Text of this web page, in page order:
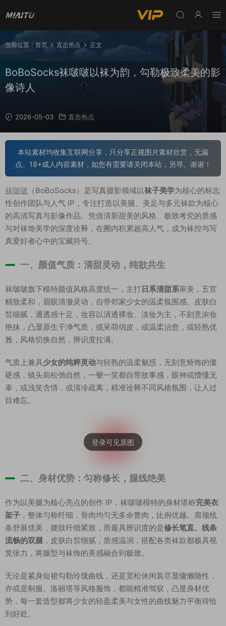
当前位置： 首页 直击热点 正文
BoBoSocks袜啵啵以袜为韵，勾勒极致柔美的影
像诗人
2026-05-03 直击热点
本站素材均收集互联网分享，只分享正规图片素材欣赏，无漏
点、18+成人内容素材，如您有需要请关闭本站，另寻。谢谢！
袜啵啵 （BoBoSocks）是写真摄影领域以袜子美学为核心的标志
性创作团队与人气 IP，专注打造以美腿、美足与多元袜款为核心
的高清写真与影像作品。凭借清新甜美的风格、极致考究的质感
与对袜饰美学的深度诠释，在圈内积累超高人气，成为袜控与写
真爱好者心中的宝藏符号。
一、颜值气质：清甜灵动，纯欲共生
袜啵啵旗下模特颜值风格高度统一，主打日系清甜系审美，五官
精致柔和，眉眼清澈灵动，自带邻家少女的温柔氛围感。皮肤白
皙细腻，通透感十足，妆容以清透裸妆、淡妆为主，不刻意浓妆
艳抹，凸显原生干净气质，或呆萌俏皮，或温柔治愈，或轻熟优
雅，风格切换自然，辨识度拉满。
气质上兼具少女的纯粹灵动与轻熟的温柔魅惑，无刻意矫饰的僵
硬感，镜头前松弛自然，一颦一笑都自带故事感，眼神或懵懂无
辜，或浅笑含情，或清冷疏离，精准诠释不同风格氛围，让人过
目难忘。
二、身材优势：匀称修长，腿线绝美
作为以美腿为核心亮点的创作 IP，袜啵啵模特的身材堪称完美衣
架子 ，整体匀称纤细，骨肉均匀无多余赘肉，比例优越。肩颈线
条舒展优美，腰肢纤细紧致，而最具辨识度的是修长笔直、线条
流畅的双腿 ，皮肤白皙细腻，质感温润，搭配各类袜款都极具视
觉张力，将腿型与袜饰的美感融合到极致。
无论是紧身短裙勾勒玲珑曲线，还是宽松休闲装尽显慵懒随性，
亦或是制服、洛丽塔等风格服饰，都能精准驾驭，凸显身材优
势，每一套造型都将少女的轻盈柔美与女性的曲线魅力平衡得恰
到好处。